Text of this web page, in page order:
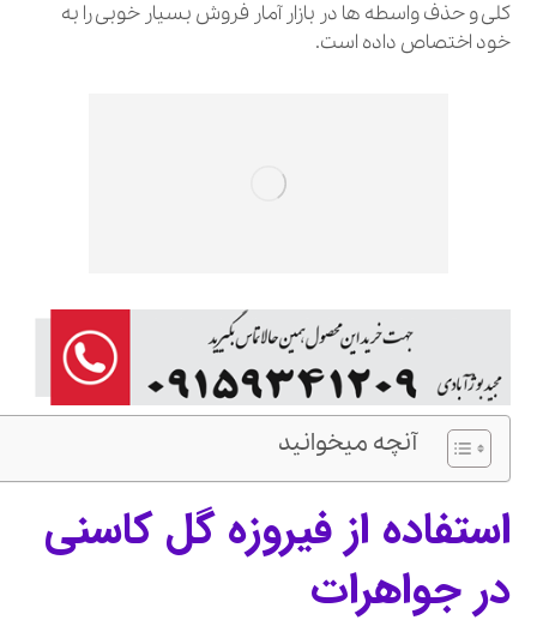
کلی و حذف واسطه ها در بازار آمار فروش بسیار خوبی را به
خود اختصاص داده است.
آنچه میخوانید
استفاده از فیروزه گل کاسنی
در جواهرات